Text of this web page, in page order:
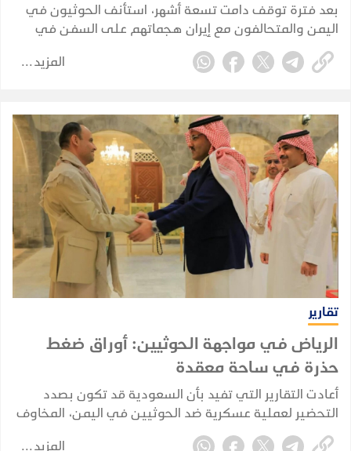
بعد فترة توقف دامت تسعة أشهر، استأنف الحوثيون في
اليمن والمتحالفون مع إيران هجماتهم على السفن في
خصمهم القديم، المملكة العربية السعودية.
المزيد
تقارير
الرياض في مواجهة الحوثيين: أوراق ضغط
حذرة في ساحة معقدة
أعادت التقارير التي تفيد بأن السعودية قد تكون بصدد
التحضير لعملية عسكرية ضد الحوثيين في اليمن، المخاوف
من أن تنجر الرياض مجددًا إلى حرب برية مباشرة. لكن الأدلة
المزيد